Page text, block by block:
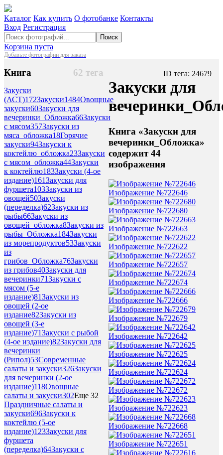
Каталог Как купить О фотобанке Контакты
Вход Регистрация
Поиск
Корзина пуста
Добавьте фотографии для заказа
62 тега
Книга
Закуски
(АСТ)172Закуски1484Овощные
закуски60Закуски для
вечеринки_Обложка66Закуски
с мясом357Закуски из
мяса_обложка18Горячие
закуски94Закуски к
коктейлю_обложка23Закуски
с мясом_обложка44Закуски
к коктейлю183Закуски (4-ое
издание)161Закуски для
фуршета103Закуски из
овощей50Закуски
(переделка)62Закуски из
рыбы66Закуски из
овощей_обложка8Закуски из
рыбы_Обложка184Закуски
из морепродуктов53Закуски
из
грибов_Обложка76Закуски
из грибов40Закуски для
вечеринки71Закуски с
мясом (5-е
издание)81Закуски из
овощей (2-ое
издание82Закуски из
овощей (3-е
издание)71Закуски с рыбой
(4-ое издание)82Закуски для
вечеринки
(Рипол)53Современные
салаты и закуски326Закуски
для вечеринки (2-ое
издание)118Овощные
салаты и закуски302Еще 32
Праздничные салаты и
закуски696Закуски к
коктейлю (5-ое
издание)123Закуски для
фуршета
(переделка)64Закуски с
ID тега: 24679
Закуски для
Книга «Закуски для
вечеринки_Обложка»
содержит 44
изображения
Изображение №722646
Изображение №722680
Изображение №722663
Изображение №722622
Изображение №722657
Изображение №722674
Изображение №722666
Изображение №722679
Изображение №722642
Изображение №722625
Изображение №722624
Изображение №722672
Изображение №722623
Изображение №722668
Изображение №722651